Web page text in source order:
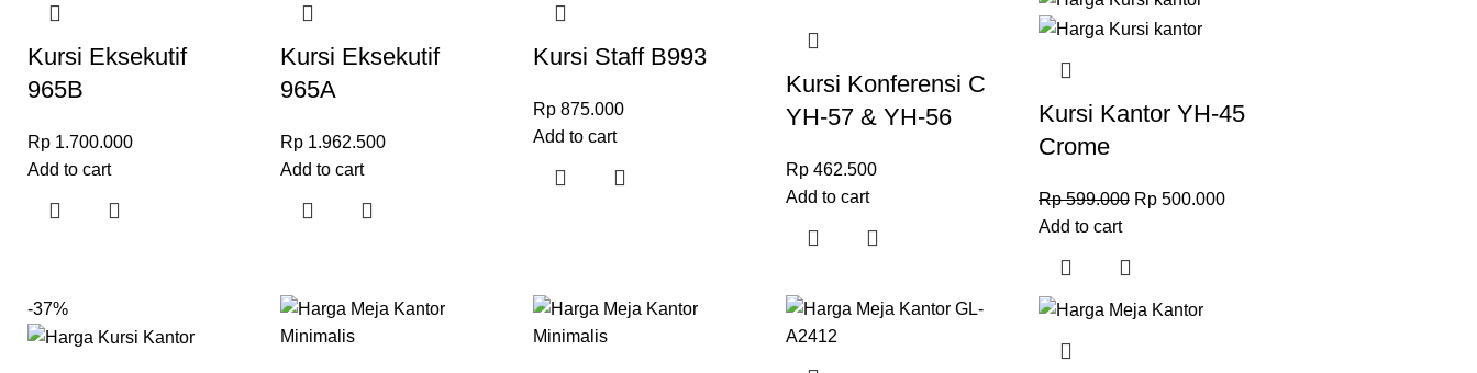
Kursi Eksekutif
965B
Rp 1.700.000
Add to cart
Kursi Eksekutif
965A
Rp 1.962.500
Add to cart
Kursi Staff B993
Rp 875.000
Add to cart
Kursi Konferensi C
YH-57 & YH-56
Rp 462.500
Add to cart
Kursi Kantor YH-45
Crome
Rp599.000 Rp 500.000
Add to cart
-37%